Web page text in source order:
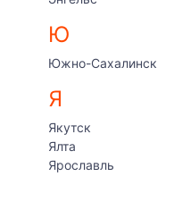
Ю
Южно-Сахалинск
Я
Якутск
Ялта
Ярославль